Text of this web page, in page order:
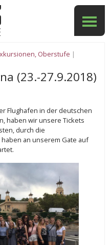
, Oberstufe |
(23.-27.9.2018)
Flughafen in der deutschen
haben wir unsere Tickets
durch die
an unserem Gate auf